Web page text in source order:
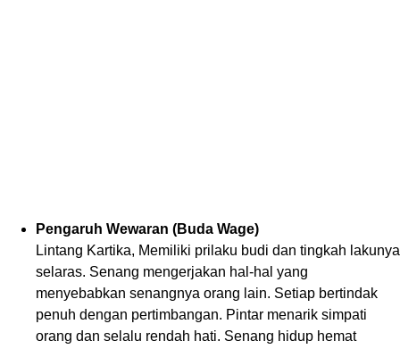
Pengaruh Wewaran (Buda Wage)
Lintang Kartika, Memiliki prilaku budi dan tingkah lakunya
selaras. Senang mengerjakan hal-hal yang
menyebabkan senangnya orang lain. Setiap bertindak
penuh dengan pertimbangan. Pintar menarik simpati
orang dan selalu rendah hati. Senang hidup hemat